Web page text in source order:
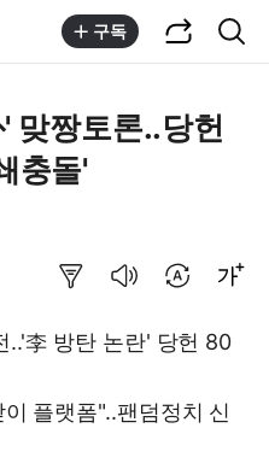
구독
맞짱토론..당헌
충돌'
..'李 방탄 논란' 당헌 80
플랫폼"..팬덤정치 신